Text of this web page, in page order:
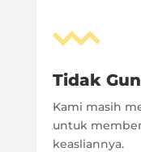
Tidak
Kami masih
untuk
keasliannya.